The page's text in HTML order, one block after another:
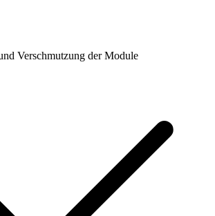
Verschmutzung der Module